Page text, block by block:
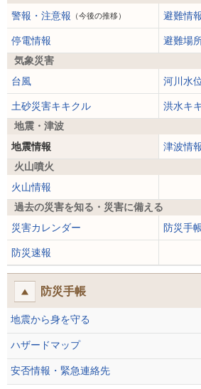
警報・注意報 （今後の推移） 避難情
停電情報
避難場
気象災害
台風
河川水
土砂災害キキクル
洪水キ
地震・津波
地震情報
津波情
火山噴火
火山情報
過去の災害を知る・災害に備える
災害カレンダー
防災手
防災速報
防災手帳
地震から身を守る
ハザードマップ
安否情報・緊急連絡先